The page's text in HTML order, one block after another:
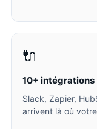
🔌
10+ intégrations
Slack, Zapier,
arrivent là où